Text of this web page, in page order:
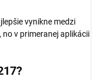
vynikne medzi
, no v primeranej aplikácii